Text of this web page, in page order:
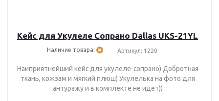
Кейс для Укулеле Сопрано Dallas UKS-21YL
Наличие товара: Артикул: 1220
Наиприятнейший кейс для укулеле-сопрано) Добротная
ткань, кожзам и мягкий плюш) Укулелька на фото для
антуражу и в комплекте не идет))